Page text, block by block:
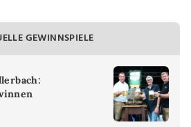
GEWINNSPIELE